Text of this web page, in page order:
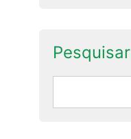
Pesquisar